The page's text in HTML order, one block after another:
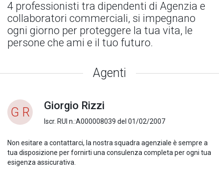
4 professionisti tra dipendenti di Agenzia e
collaboratori commerciali, si impegnano
ogni giorno per proteggere la tua vita, le
persone che ami e il tuo futuro.
Agenti
G R Giorgio Rizzi
Iscr. RUI n.:A000008039 del 01/02/2007
Non esitare a contattarci, la nostra squadra agenziale è sempre a
tua disposizione per fornirti una consulenza completa per ogni tua
esigenza assicurativa.